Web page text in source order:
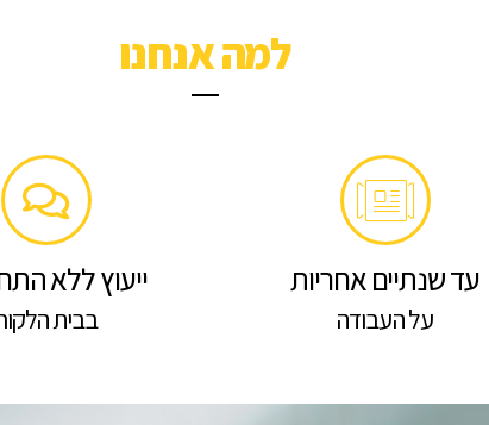
למה אנחנו
עד שנתיים אחריות
על העבודה
ייעוץ ללא
בבית